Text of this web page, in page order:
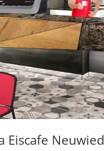
Eiscafe Neuwied